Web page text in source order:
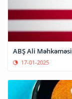
ABŞ Ali
17-01-2025